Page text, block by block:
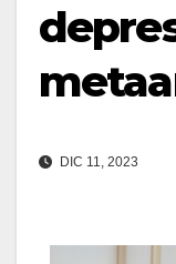
DIC 11, 2023